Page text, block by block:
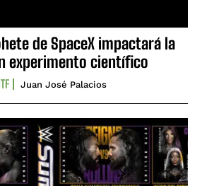
de SpaceX impactará la
experimento científico
Juan José Palacios